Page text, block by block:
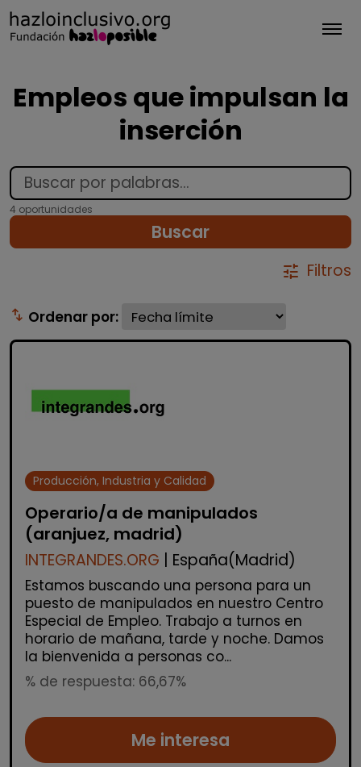
Empleos que impulsan la
inserción
4 oportunidades
Buscar
tune Filtros
swap_vert Ordenar por:
Producción, Industria y Calidad
Operario/a de manipulados
(aranjuez, madrid)
INTEGRANDES.ORG | España(Madrid)
Estamos buscando una persona para un
puesto de manipulados en nuestro Centro
Especial de Empleo. Trabajo a turnos en
horario de mañana, tarde y noche. Damos
la bienvenida a personas co...
% de respuesta: 66,67%
Me interesa